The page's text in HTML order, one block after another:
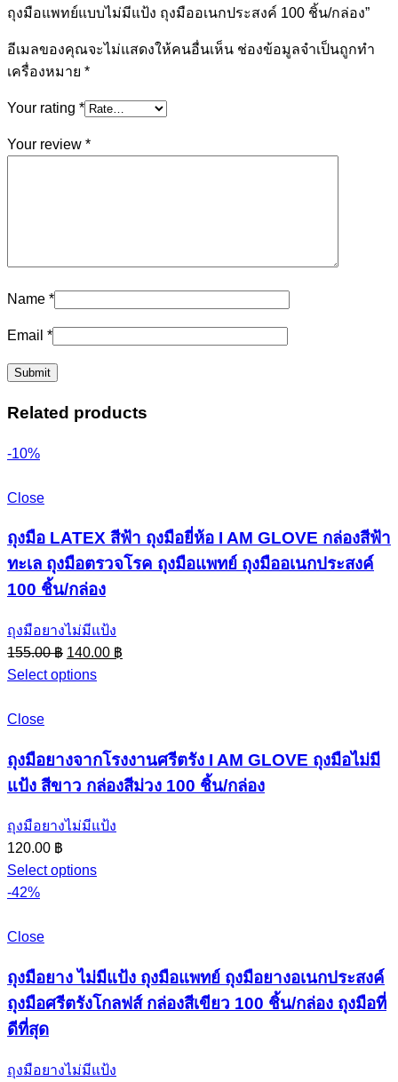
กล่อง
ถุงมือแพทย์แบบไม่มีแป้ง ถุงมืออเนกประสงค์ 100 ชิ้น/กล่อง”
อีเมลของคุณจะไม่แสดงให้คนอื่นเห็น ช่องข้อมูลจำเป็นถูกทำ
เครื่องหมาย *
Your rating *
Your review *
Name *
Email *
Related products
-10%
Close
ถุงมือ LATEX สีฟ้า ถุงมือยี่ห้อ I AM GLOVE กล่องสีฟ้า
ทะเล ถุงมือตรวจโรค ถุงมือแพทย์ ถุงมืออเนกประสงค์
100 ชิ้น/กล่อง
ถุงมือยางไม่มีแป้ง
155.00฿ Original
price
140.00 ฿
Select options
Close
ถุงมือยางจากโรงงานศรีตรัง I AM GLOVE ถุงมือไม่มี
แป้ง สีขาว กล่องสีม่วง 100 ชิ้น/กล่อง
ถุงมือยางไม่มีแป้ง
120.00 ฿
Select options
-42%
Close
ถุงมือยาง ไม่มีแป้ง ถุงมือแพทย์ ถุงมือยางอเนกประสงค์
ถุงมือศรีตรังโกลฟส์ กล่องสีเขียว 100 ชิ้น/กล่อง ถุงมือที่
ดีที่สุด
ถุงมือยางไม่มีแป้ง